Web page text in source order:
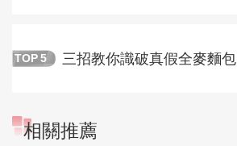
TOP 5 三招教你識破真假全麥麵包
相關推薦